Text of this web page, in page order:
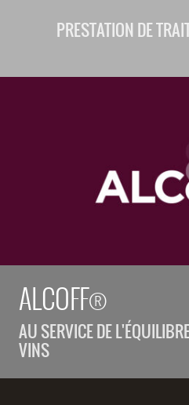
PRESTATION DE
ALCOFF®
AU SERVICE DE
VINS